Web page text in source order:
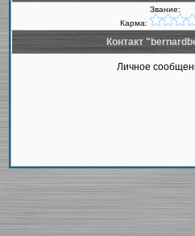
Звание:
Карма:
Контакт
Личное